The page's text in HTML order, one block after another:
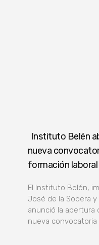
Instituto Belén
nueva
formación
El Instituto Belén,
José de la Sobera y
anunció la apertura
nueva convocatoria